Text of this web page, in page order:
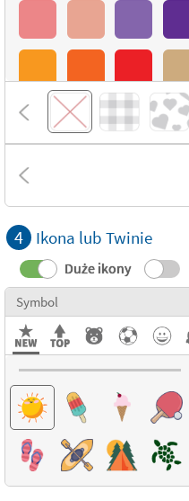
4 Ikona lub Twinie
Duże ikony
Symbol